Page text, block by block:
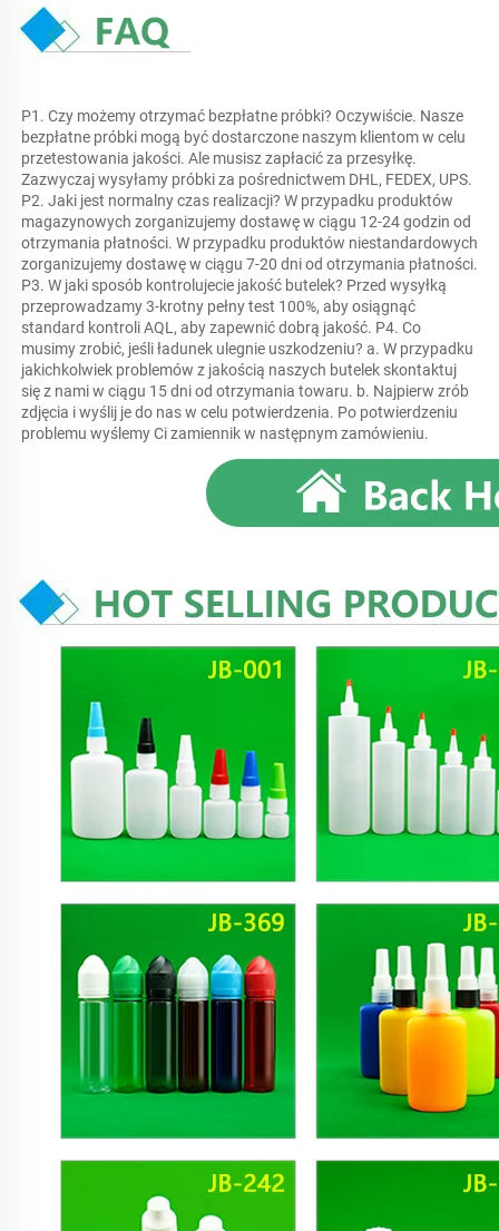
P1. Czy możemy otrzymać bezpłatne próbki? Oczywiście. Nasze
bezpłatne próbki mogą być dostarczone naszym klientom w celu
przetestowania jakości. Ale musisz zapłacić za przesyłkę.
Zazwyczaj wysyłamy próbki za pośrednictwem DHL, FEDEX, UPS.
P2. Jaki jest normalny czas realizacji? W przypadku produktów
magazynowych zorganizujemy dostawę w ciągu 12-24 godzin od
otrzymania płatności. W przypadku produktów niestandardowych
zorganizujemy dostawę w ciągu 7-20 dni od otrzymania płatności.
P3. W jaki sposób kontrolujecie jakość butelek? Przed wysyłką
przeprowadzamy 3-krotny pełny test 100%, aby osiągnąć
standard kontroli AQL, aby zapewnić dobrą jakość. P4. Co
musimy zrobić, jeśli ładunek ulegnie uszkodzeniu? a. W przypadku
jakichkolwiek problemów z jakością naszych butelek skontaktuj
się z nami w ciągu 15 dni od otrzymania towaru. b. Najpierw zrób
zdjęcia i wyślij je do nas w celu potwierdzenia. Po potwierdzeniu
problemu wyślemy Ci zamiennik w następnym zamówieniu.